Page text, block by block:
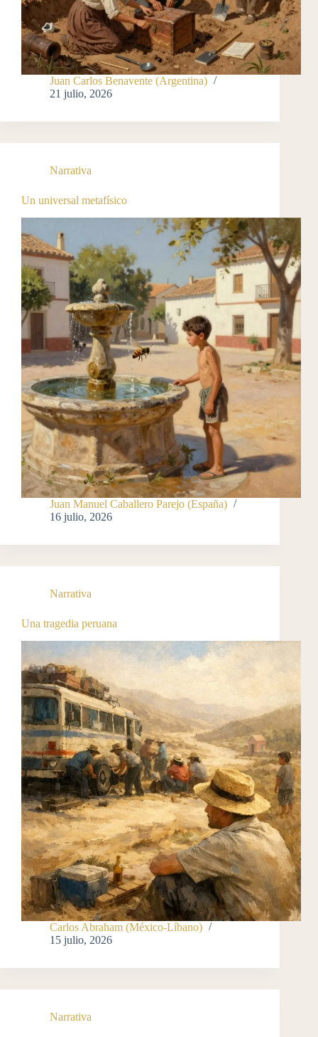
Juan Carlos Benavente (Argentina)
21 julio, 2026
Narrativa
Un universal metafísico
Juan Manuel Caballero Parejo (España)
16 julio, 2026
Narrativa
Una tragedia peruana
Carlos Abraham (México-Líbano)
15 julio, 2026
Narrativa